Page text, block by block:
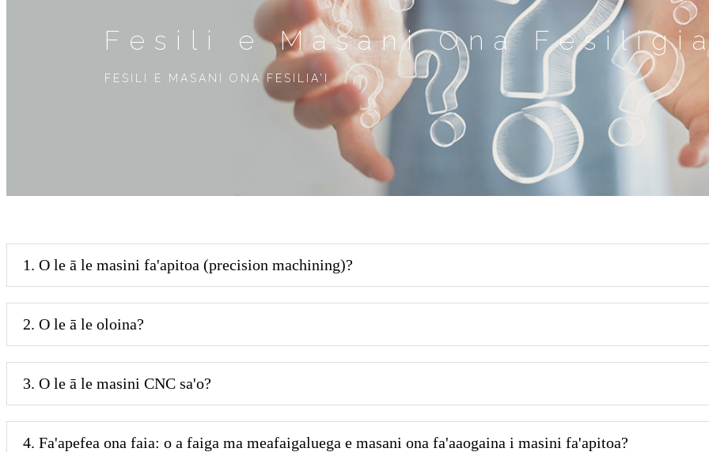
Fesili e Masani Ona
FESILI E MASANI ONA FESILIA'I
1. O le ā le masini fa'apitoa (precision machining)?
2. O le ā le oloina?
3. O le ā le masini CNC sa'o?
4. Fa'apefea ona faia: o a faiga ma meafaigaluega e masani ona fa'aaogaina i masini fa'apitoa?